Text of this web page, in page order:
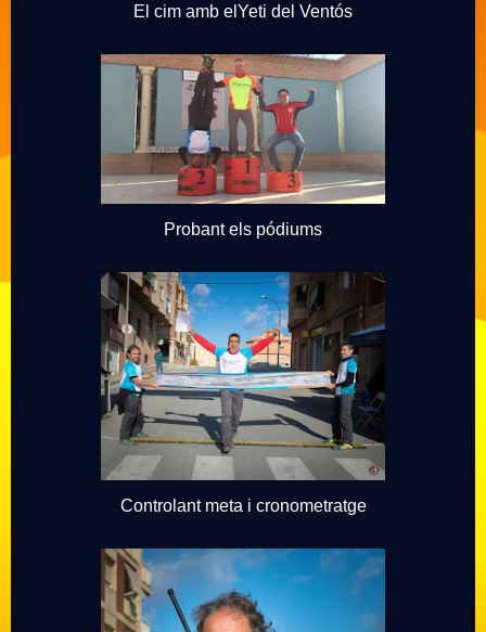
El cim amb elYeti del Ventós
Probant els pódiums
Controlant meta i cronometratge